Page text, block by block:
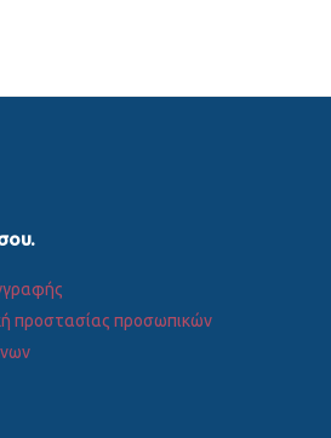
προστασίας προσωπικών